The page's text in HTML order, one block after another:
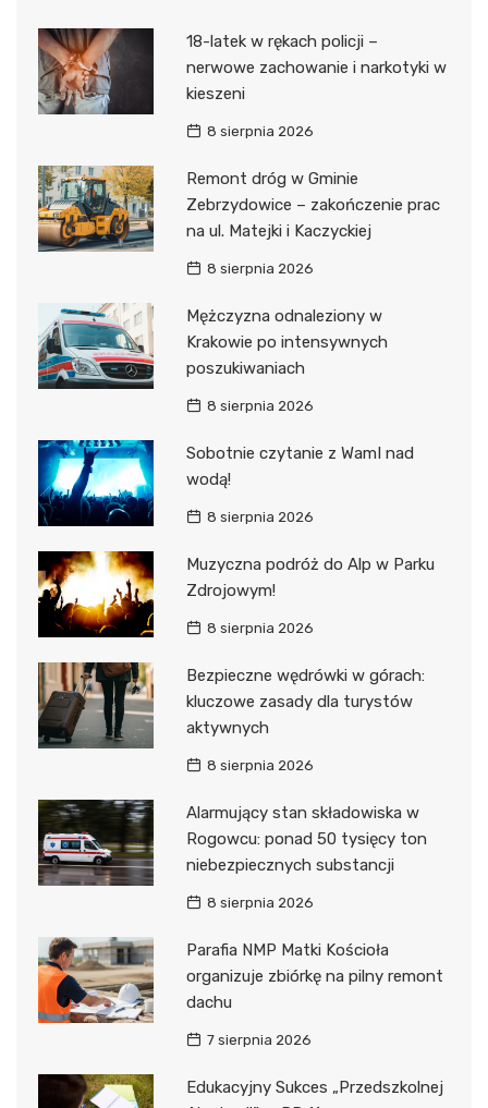
18-latek w rękach policji –
nerwowe zachowanie i narkotyki w
kieszeni
8 sierpnia 2026
Remont dróg w Gminie
Zebrzydowice – zakończenie prac
na ul. Matejki i Kaczyckiej
8 sierpnia 2026
Mężczyzna odnaleziony w
Krakowie po intensywnych
poszukiwaniach
8 sierpnia 2026
Sobotnie czytanie z WamI nad
wodą!
8 sierpnia 2026
Muzyczna podróż do Alp w Parku
Zdrojowym!
8 sierpnia 2026
Bezpieczne wędrówki w górach:
kluczowe zasady dla turystów
aktywnych
8 sierpnia 2026
Alarmujący stan składowiska w
Rogowcu: ponad 50 tysięcy ton
niebezpiecznych substancji
8 sierpnia 2026
Parafia NMP Matki Kościoła
organizuje zbiórkę na pilny remont
dachu
7 sierpnia 2026
Edukacyjny Sukces „Przedszkolnej